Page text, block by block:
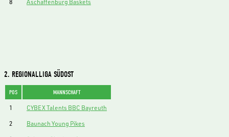
2. REGIONALLIGA SÜDOST
POS MANNSCHAFT
1
CYBEX Talents BBC Bayreuth
2
Baunach Young Pikes